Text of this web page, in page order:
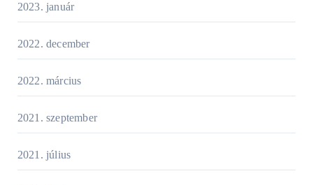
2023. január
2022. december
2022. március
2021. szeptember
2021. július